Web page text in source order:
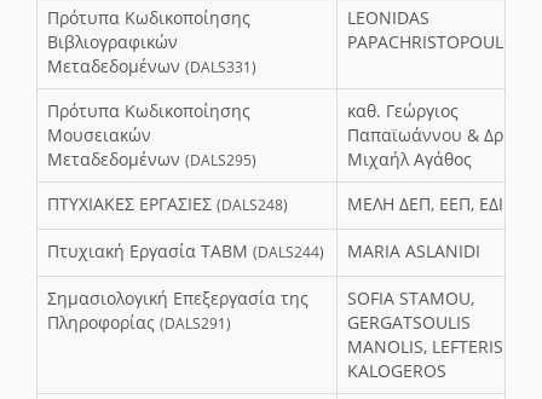
Πρότυπα Κωδικοποίησης
Βιβλιογραφικών
Μεταδεδομένων (DALS331)
LEONIDAS
PAPACHRISTOPOULOS
Πρότυπα Κωδικοποίησης
Μουσειακών
Μεταδεδομένων (DALS295)
καθ. Γεώργιος
Παπαϊωάννου & Δρ
Μιχαήλ Αγάθος
ΠΤΥΧΙΑΚΕΣ ΕΡΓΑΣΙΕΣ (DALS248) ΜΕΛΗ ΔΕΠ, ΕΕΠ, ΕΔΙΠ
Πτυχιακή Εργασία ΤΑΒΜ (DALS244) MARIA ASLANIDI
Σημασιολογική Επεξεργασία της
Πληροφορίας (DALS291)
SOFIA STAMOU,
GERGATSOULIS
MANOLIS, LEFTERIS
KALOGEROS